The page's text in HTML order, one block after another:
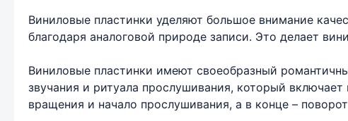
Виниловые пластинки уделяют большое внимание
благодаря аналоговой природе записи. Это делает
Виниловые пластинки имеют своеобразный
звучания и ритуала прослушивания, который
вращения и начало прослушивания, а в конце –